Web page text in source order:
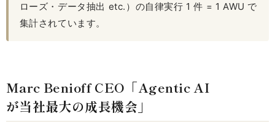
ローズ・データ抽出 etc.）の自律実行 1 件 = 1 AWU で
集計されています。
Marc Benioff CEO「Agentic AI
が当社最大の成長機会」